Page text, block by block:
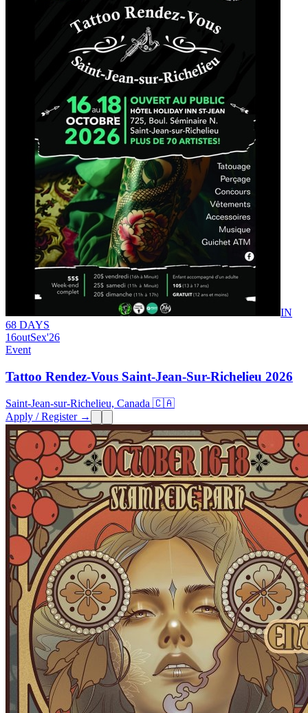
IN
68 DAYS
16outSex'26
Event
Tattoo Rendez-Vous Saint-Jean-Sur-Richelieu 2026
Saint-Jean-sur-Richelieu, Canada 🇨🇦
Apply / Register →